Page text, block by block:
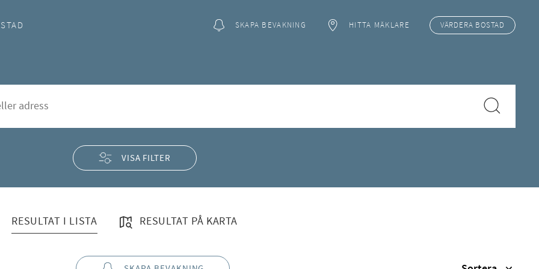
SKAPA BEVAKNING HITTA MÄKLARE VÄRDERA BOSTAD
VISA FILTER
RESULTAT I LISTA RESULTAT PÅ KARTA